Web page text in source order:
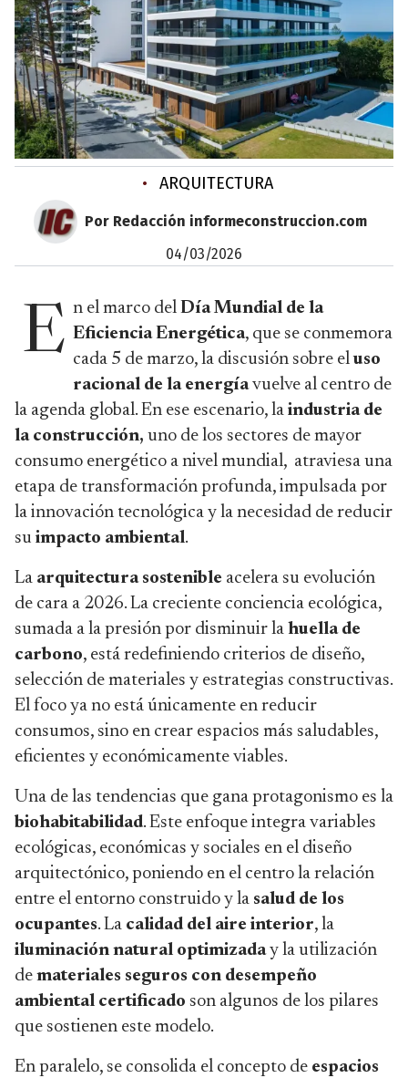
• ARQUITECTURA
Por Redacción informeconstruccion.com
04/03/2026
E n el marco del Día Mundial de la
Eficiencia Energética, que se conmemora
cada 5 de marzo, la discusión sobre eluso
racional de la energíavuelve al centro de
la agenda global. En ese escenario, la industria de
la construcción, uno de los sectores de mayor
consumo energético a nivel mundial, atraviesa una
etapa de transformación profunda, impulsada por
la innovación tecnológica y la necesidad de reducir
su impacto ambiental.
La arquitectura sostenible acelera su evolución
de cara a 2026. La creciente conciencia ecológica,
sumada a la presión por disminuir la huella de
carbono, está redefiniendo criterios de diseño,
selección de materiales y estrategias constructivas.
El foco ya no está únicamente en reducir
consumos, sino en crear espacios más saludables,
eficientes y económicamente viables.
Una de las tendencias que gana protagonismo es la
biohabitabilidad. Este enfoque integra variables
ecológicas, económicas y sociales en el diseño
arquitectónico, poniendo en el centro la relación
entre el entorno construido y la salud de los
ocupantes. La calidad del aire interior, la
iluminación natural optimizaday la utilización
de materiales seguros con desempeño
ambiental certificado son algunos de los pilares
que sostienen este modelo.
En paralelo, se consolida el concepto de espacios